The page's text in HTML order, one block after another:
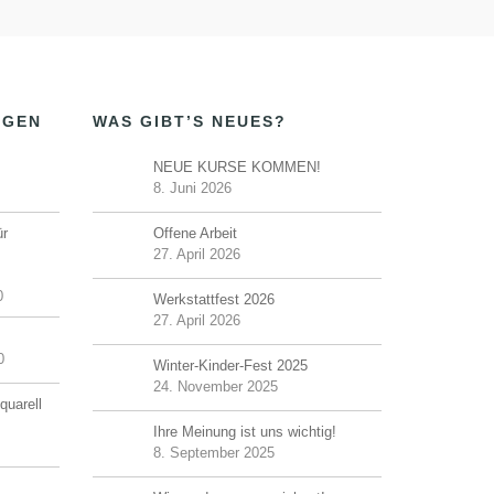
WAS GIBT’S NEUES?
NEUE KURSE KOMMEN!
8. Juni 2026
Offene Arbeit
27. April 2026
Werkstattfest 2026
27. April 2026
Winter-Kinder-Fest 2025
24. November 2025
Ihre Meinung ist uns wichtig!
8. September 2025